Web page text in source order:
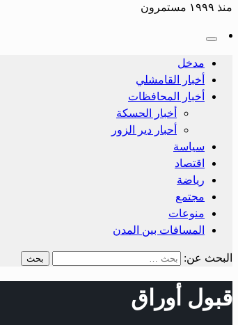
منذ ١٩٩٩ مستمرون
مدخل
أخبار القامشلي
أخبار المحافظات
أخبار الحسكة
أحبار دير الزور
سياسة
اقتصاد
رياضة
مجتمع
منوعات
المسافات بين المدن
البحث عن:
قبول أوراق